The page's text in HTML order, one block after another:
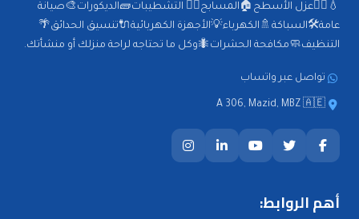
💧🕵️‍♂️عزل الأسطح🏠المسابح🏊‍♂️ التشطيبات🧱الديكورات🎨صيانة
عامة🛠️السباكة🚿الكهرباء💡الأجهزة الكهربائية🔌تنسيق الحدائق🌴
التنظيف🧼مكافحة الحشرات🐜وكل ما تحتاجه لراحة منزلك أو منشأتك.
تواصل عبر واتساب
A 306, Mazid, MBZ 🇦🇪
أهم الروابط: